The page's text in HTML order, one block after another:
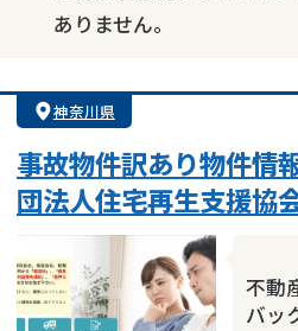
ありません。
神奈川県
事故物件訳あり物件情
団法人住宅再生支援協
不動
バッ